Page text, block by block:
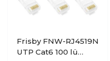
Frisby FNW-RJ4519N
UTP Cat6 100 lü